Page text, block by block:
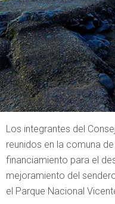
Los integrantes del
reunidos en la comuna
financiamiento para el
mejoramiento del
el Parque Nacional